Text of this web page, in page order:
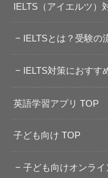
IELTS（アイエルツ）
IELTSとは？受験
IELTS対策におすす
英語学習アプリ TOP
子ども向け TOP
子ども向けオンライ